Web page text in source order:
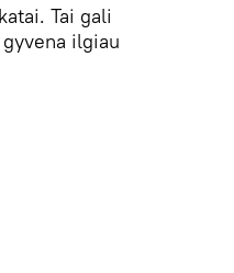
Tai gali
ilgiau